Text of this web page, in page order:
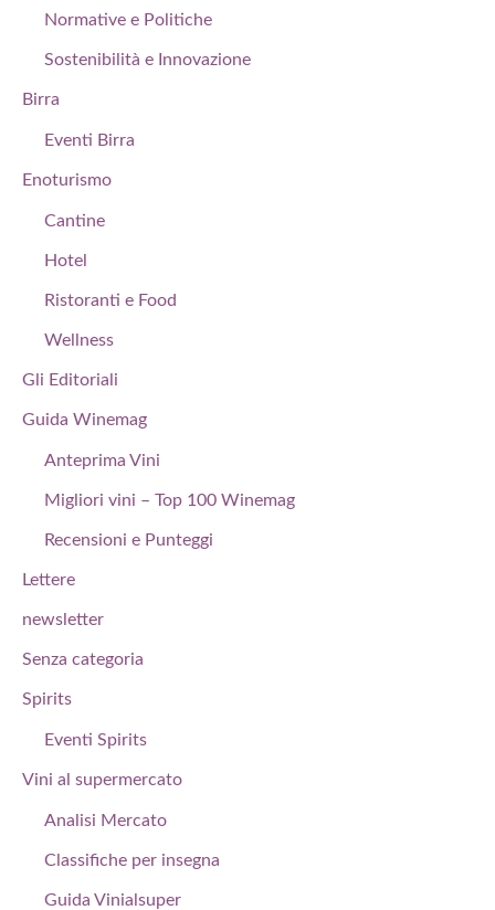
Normative e Politiche
Sostenibilità e Innovazione
Birra
Eventi Birra
Enoturismo
Cantine
Hotel
Ristoranti e Food
Wellness
Gli Editoriali
Guida Winemag
Anteprima Vini
Migliori vini – Top 100 Winemag
Recensioni e Punteggi
Lettere
newsletter
Senza categoria
Spirits
Eventi Spirits
Vini al supermercato
Analisi Mercato
Classifiche per insegna
Guida Vinialsuper